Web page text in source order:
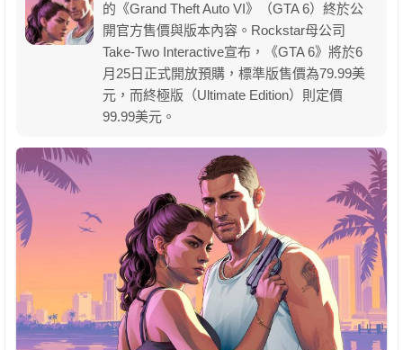
的《Grand Theft Auto VI》（GTA 6）終於公
開官方售價與版本內容。Rockstar母公司
Take-Two Interactive宣布，《GTA 6》將於6
月25日正式開放預購，標準版售價為79.99美
元，而終極版（Ultimate Edition）則定價
99.99美元。